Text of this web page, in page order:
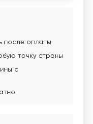
после оплаты
точку страны
с